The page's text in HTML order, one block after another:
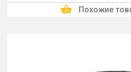
Похожие